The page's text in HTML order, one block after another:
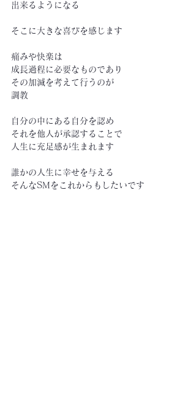
出来るようになる
そこに大きな喜びを感じます
痛みや快楽は
成長過程に必要なものであり
その加減を考えて行うのが
調教
自分の中にある自分を認め
それを他人が承認することで
人生に充足感が生まれます
誰かの人生に幸せを与える
そんなSMをこれからもしたいです